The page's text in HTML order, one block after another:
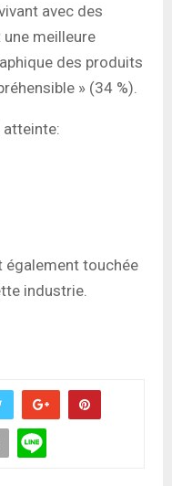
avec des
meilleure
des produits
» (34 %).
atteinte:
également touchée
industrie.